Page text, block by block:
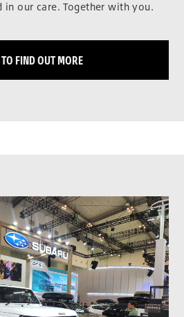
in our care. Together with you.
FIND OUT MORE